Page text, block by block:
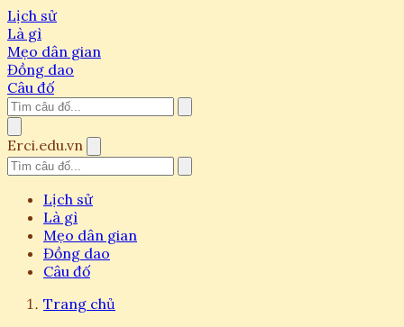
Lịch sử
Là gì
Mẹo dân gian
Đồng dao
Câu đố
Erci.edu.vn
Lịch sử
Là gì
Mẹo dân gian
Đồng dao
Câu đố
Trang chủ